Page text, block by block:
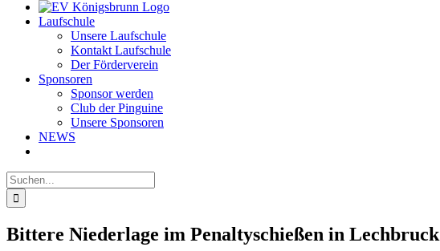
Laufschule
Unsere Laufschule
Kontakt Laufschule
Der Förderverein
Sponsoren
Sponsor werden
Club der Pinguine
Unsere Sponsoren
NEWS
Suche
nach:
Bittere Niederlage im Penaltyschießen in Lechbruck